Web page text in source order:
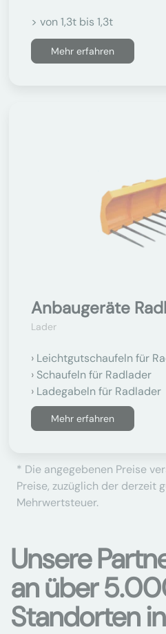
> von 1,3t bis 1,3t
Mehr erfahren
Anbaugeräte
Lader
Leichtgutschaufeln für
Schaufeln für Radlader
Ladegabeln für Radlader
Mehr erfahren
* Die angegebenen Preise
Preise, zuzüglich der derzeit
Mehrwertsteuer.
Unsere
an über
Standorten in